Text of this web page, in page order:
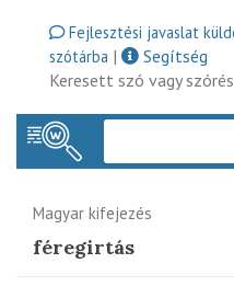
Fejlesztési javaslat
szótárba |
Segítség
Keresett szó vagy
Magyar kifejezés
féregirtás